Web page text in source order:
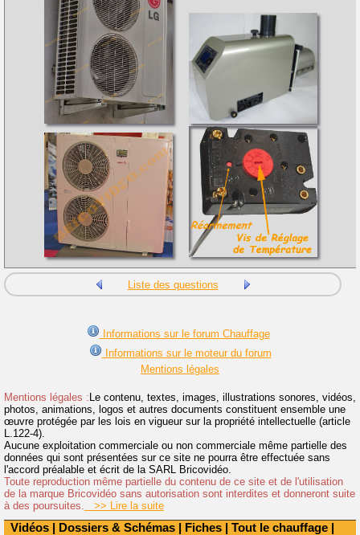
Vidéos | Dossiers & Schémas | Fiches | Tout le chauffage |
Liste des questions
Informations sur le forum Chauffage
Informations sur le moteur du forum
Mentions légales
Mentions légales : Le contenu, textes, images, illustrations sonores, vidéos,
photos, animations, logos et autres documents constituent ensemble une
œuvre protégée par les lois en vigueur sur la propriété intellectuelle (article
L.122-4).
Aucune exploitation commerciale ou non commerciale même partielle des
données qui sont présentées sur ce site ne pourra être effectuée sans
l'accord préalable et écrit de la SARL Bricovidéo.
Toute reproduction même partielle du contenu de ce site et de l'utilisation
de la marque Bricovidéo sans autorisation sont interdites et donneront suite
à des poursuites.
>> Lire la suite